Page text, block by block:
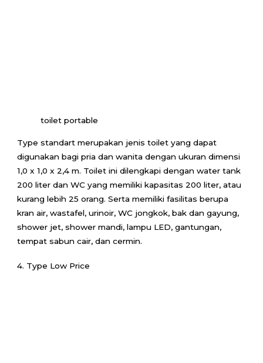
toilet portable
Type standart merupakan jenis toilet yang dapat
digunakan bagi pria dan wanita dengan ukuran dimensi
1,0 x 1,0 x 2,4 m. Toilet ini dilengkapi dengan water tank
200 liter dan WC yang memiliki kapasitas 200 liter, atau
kurang lebih 25 orang. Serta memiliki fasilitas berupa
kran air, wastafel, urinoir, WC jongkok, bak dan gayung,
shower jet, shower mandi, lampu LED, gantungan,
tempat sabun cair, dan cermin.
4. Type Low Price